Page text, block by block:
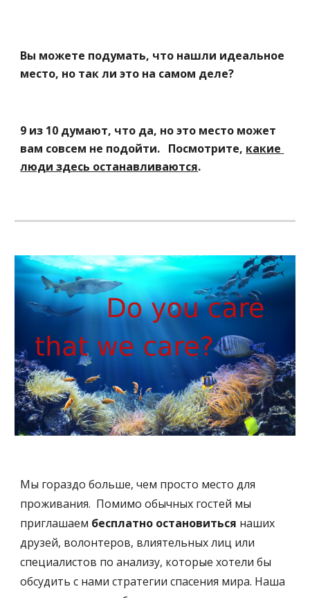
Вы можете подумать, что нашли идеальное
место, но так ли это на самом деле?
9 из 10 думают, что да, но это место может
вам совсем не подойти.   Посмотрите, какие
люди здесь останавливаются.
Мы гораздо больше, чем просто место для
проживания.  Помимо обычных гостей мы
приглашаем бесплатно остановиться наших
друзей, волонтеров, влиятельных лиц или
специалистов по анализу, которые хотели бы
обсудить с нами стратегии спасения мира. Наша